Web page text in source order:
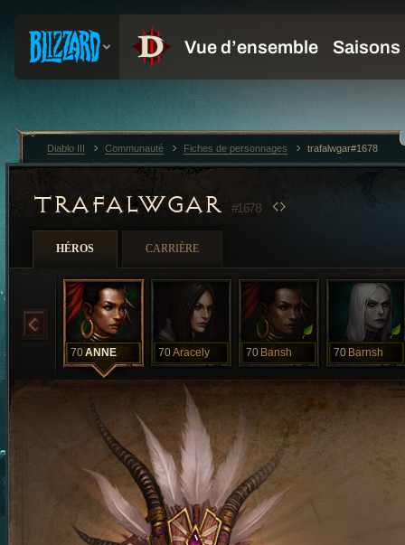
TRAFALWGAR #1678
HÉROS CARRIÈRE
70ANNE 70Aracely 70 Bansh 70 Barnsh
Diablo III Communauté Fiches de personnages trafalwgar#1678